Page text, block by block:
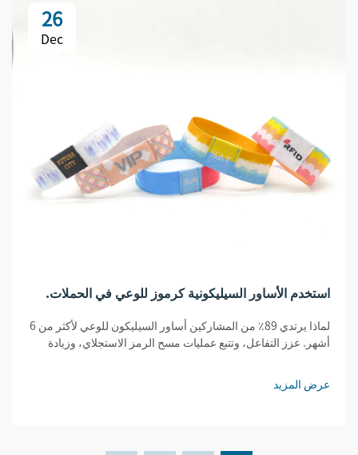
26
Dec
استخدم الأساور السيليكونية كرموز للوعي في الحملات.
لماذا يرتدي 89٪ من المشاركين أساور السيليكون للوعي لأكثر من 6
أشهر. عزز التفاعل، وتتبع عمليات مسح الرمز الاستجلاي، وزيادة
للشركات مع الشركات.
عرض المزيد